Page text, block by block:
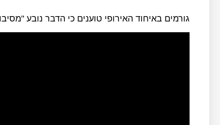
גורמים באיחוד האירופי טוענים כי הדבר נובע